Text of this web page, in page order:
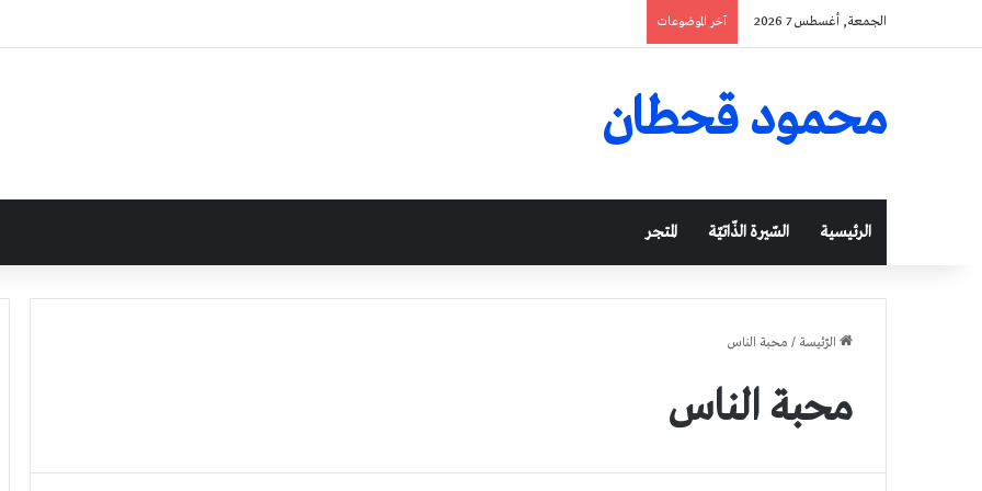
الجمعة, أغسطس 7 2026 آخر الموضوعات
محمود قحطان
الرئيسية السّيرة الذّاتيّة المتجر
الرّئيسة / محبة الناس
محبة الناس